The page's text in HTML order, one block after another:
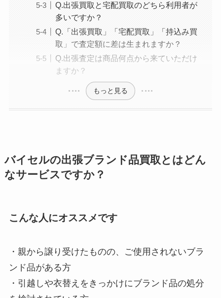
Q.出張買取と宅配買取のどちら利用者が
多いですか？
Q.「出張買取」「宅配買取」「持込み買
取」で査定額に差は生まれますか？
Q.出張査定は商品何点から来ていただけ
ますか？
もっと見る
バイセルの出張ブランド品買取とはどん
なサービスですか？
こんな人にオススメです
・親から譲り受けたものの、ご使用されないブラ
ンド品がある方
・引越しや衣替えをきっかけにブランド品の処分